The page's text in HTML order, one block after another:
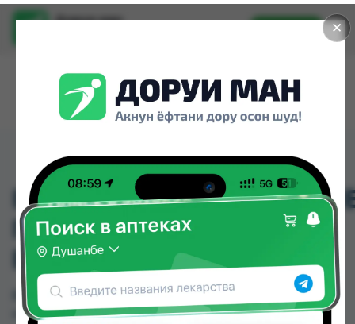
✕
Доруи ман
ПОЛОСКИ HANSAPLAST
EXTRA ROBUST
ВОДОНЕПРОНИЦАЕМЫЕ ПОЛОСКИ
HANSAPLAST EXTRA ROBUST можно купить или